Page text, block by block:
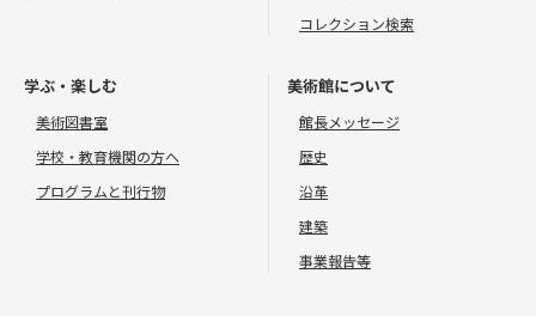
コレクション検索
学ぶ・楽しむ
美術図書室
学校・教育機関の方へ
プログラムと刊行物
美術館について
館長メッセージ
歴史
沿革
建築
事業報告等